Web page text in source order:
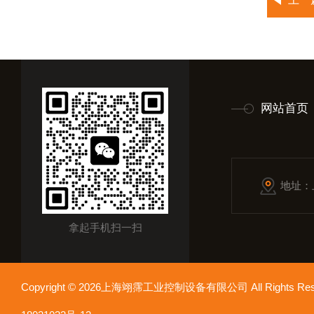
拿起手机扫一扫
网站首页
地址
Copyright © 2026上海翊霈工业控制设备有限公司 All Rights